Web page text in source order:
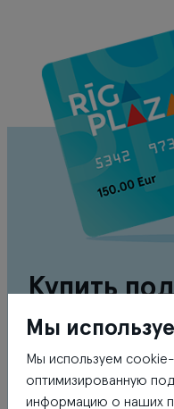
Купить
Стоимость
Мы
Мы используем
оптимизированную
информацию о наших